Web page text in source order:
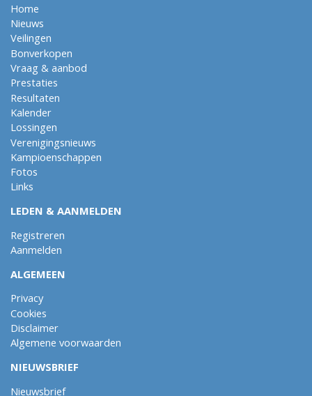
Home
Nieuws
Veilingen
Bonverkopen
Vraag & aanbod
Prestaties
Resultaten
Kalender
Lossingen
Verenigingsnieuws
Kampioenschappen
Fotos
Links
LEDEN & AANMELDEN
Registreren
Aanmelden
ALGEMEEN
Privacy
Cookies
Disclaimer
Algemene voorwaarden
NIEUWSBRIEF
Nieuwsbrief